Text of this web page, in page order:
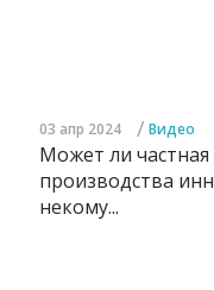
03 апр 2024 / Видео
Может ли
производства
некому...